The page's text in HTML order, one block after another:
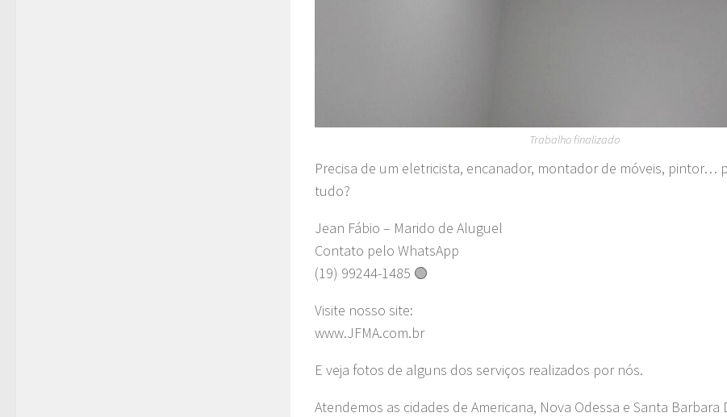
Trabalho finalizado
Precisa de um eletricista, encanador, montador de móveis, pintor…
tudo?
Jean Fábio – Marido de Aluguel
Contato pelo WhatsApp
(19) 99244-1485 🟢
Visite nosso site:
www.JFMA.com.br
E veja fotos de alguns dos serviços realizados por nós.
Atendemos as cidades de Americana, Nova Odessa e Santa Barbara